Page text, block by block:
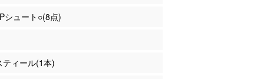
シュート○(8点)
ィール(1本)